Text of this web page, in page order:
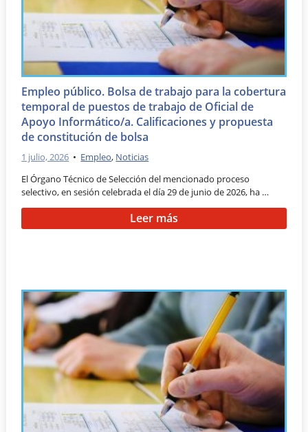
Empleo público. Bolsa de trabajo para la cobertura
temporal de puestos de trabajo de Oficial de
Apoyo Informático/a. Calificaciones y propuesta
de constitución de bolsa
1 julio, 2026 • Empleo, Noticias
El Órgano Técnico de Selección del mencionado proceso
selectivo, en sesión celebrada el día 29 de junio de 2026, ha …
Leer más